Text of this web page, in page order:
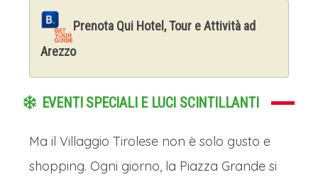
Prenota Qui Hotel, Tour e Attività ad
Arezzo
EVENTI SPECIALI E LUCI SCINTILLANTI
Ma il Villaggio Tirolese non è solo gusto e
shopping. Ogni giorno, la Piazza Grande si